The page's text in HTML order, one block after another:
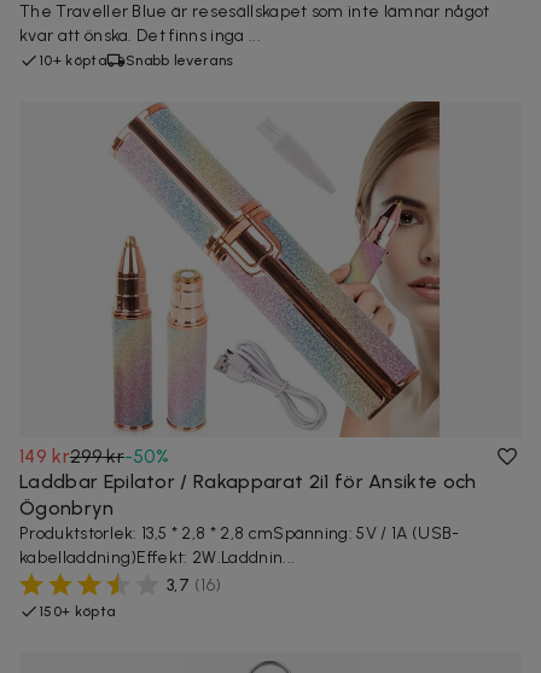
The Traveller Blue är resesällskapet som inte lämnar något
kvar att önska. Det finns inga ...
10+ köpta Snabb leverans
149 kr299 kr-50%
Laddbar Epilator / Rakapparat 2i1 för Ansikte och
Ögonbryn
Produktstorlek: 13,5 * 2,8 * 2,8 cmSpänning: 5V / 1A (USB-
kabelladdning)Effekt: 2W.Laddnin...
3,7 (16)
150+ köpta